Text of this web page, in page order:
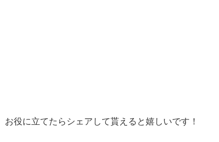
お役に立てたらシェアして貰えると嬉しいです！